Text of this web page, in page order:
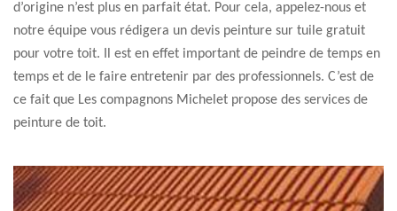
d’origine n’est plus en parfait état. Pour cela, appelez-nous et
notre équipe vous rédigera un devis peinture sur tuile gratuit
pour votre toit. Il est en effet important de peindre de temps en
temps et de le faire entretenir par des professionnels. C’est de
ce fait que Les compagnons Michelet propose des services de
peinture de toit.